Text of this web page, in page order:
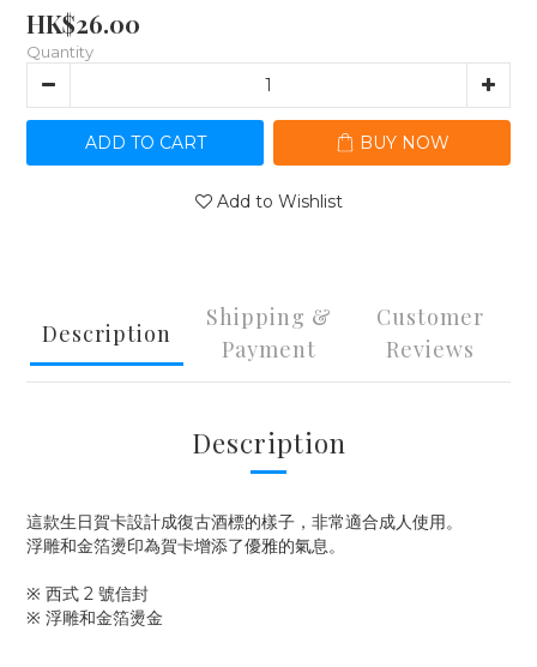
HK$26.00
Quantity
ADD TO CART BUY NOW
Add to Wishlist
Description
Shipping &
Payment
Customer
Reviews
Description
這款生日賀卡設計成復古酒標的樣子，非常適合成人使用。
浮雕和金箔燙印為賀卡增添了優雅的氣息。
※ 西式 2 號信封
※ 浮雕和金箔燙金